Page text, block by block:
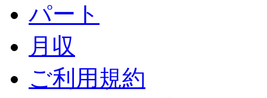
パート
月収
ご利用規約